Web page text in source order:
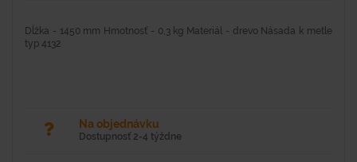
Dĺžka - 1450 mm Hmotnosť - 0,3 kg Materiál - drevo Násada k metle
typ 4132
Na objednávku
Dostupnosť 2-4 týždne